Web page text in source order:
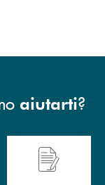
aiutarti?
delle filiali della Bcc
Hai bisogno di